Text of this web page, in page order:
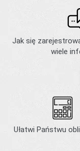
Jak się
wiele
Ułatwi Państwu